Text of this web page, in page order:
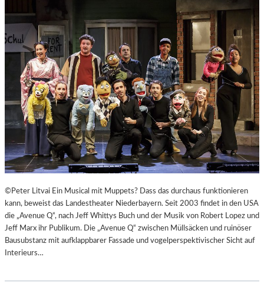
©Peter Litvai Ein Musical mit Muppets? Dass das durchaus funktionieren
kann, beweist das Landestheater Niederbayern. Seit 2003 findet in den USA
die „Avenue Q“, nach Jeff Whittys Buch und der Musik von Robert Lopez und
Jeff Marx ihr Publikum. Die „Avenue Q“ zwischen Müllsäcken und ruinöser
Bausubstanz mit aufklappbarer Fassade und vogelperspektivischer Sicht auf
Interieurs…